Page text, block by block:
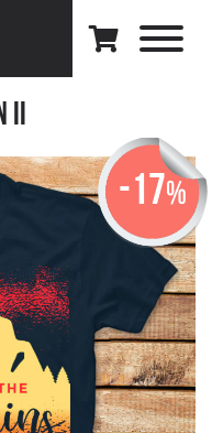
II
-17%